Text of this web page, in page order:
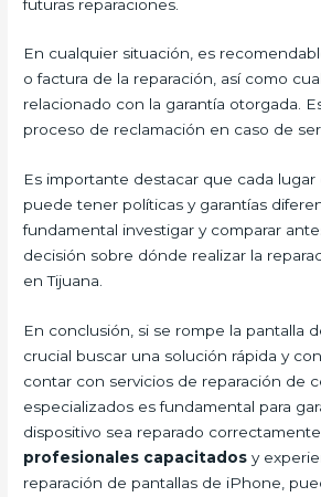
futuras reparaciones.
En cualquier situación, es
o factura de la reparación, así como
relacionado con la garantía otorgada.
proceso de reclamación en caso de
Es importante destacar que cada lugar
puede tener políticas y garantías
fundamental investigar y comparar
decisión sobre dónde realizar la
en Tijuana.
En conclusión, si se rompe la pantalla
crucial buscar una solución rápida y
contar con servicios de reparación de
especializados es fundamental para
dispositivo sea reparado
profesionales capacitadosy
reparación de pantallas de iPhone,